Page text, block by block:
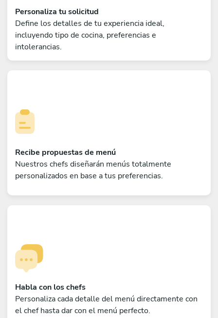
Personaliza tu solicitud
Define los detalles de tu experiencia ideal,
incluyendo tipo de cocina, preferencias e
intolerancias.
Recibe propuestas de menú
Nuestros chefs diseñarán menús totalmente
personalizados en base a tus preferencias.
Habla con los chefs
Personaliza cada detalle del menú directamente con
el chef hasta dar con el menú perfecto.